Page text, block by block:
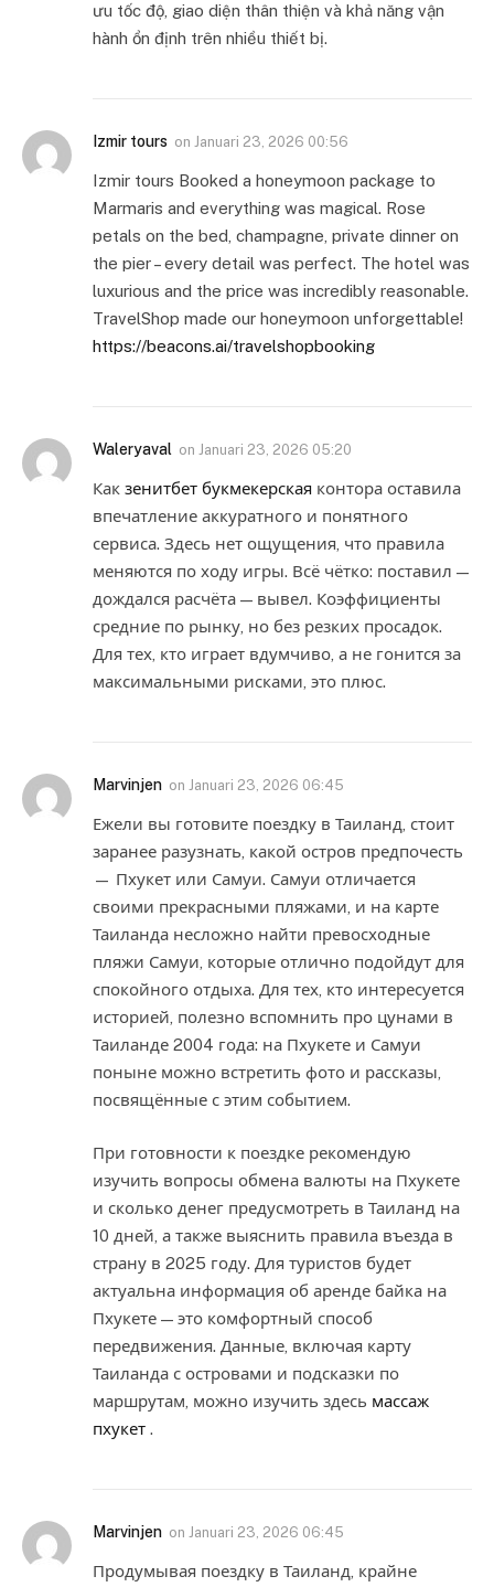
ưu tốc độ, giao diện thân thiện và khả năng vận
hành ổn định trên nhiều thiết bị.
Izmir tours on Januari 23, 2026 00:56
Izmir tours Booked a honeymoon package to
Marmaris and everything was magical. Rose
petals on the bed, champagne, private dinner on
the pier – every detail was perfect. The hotel was
luxurious and the price was incredibly reasonable.
TravelShop made our honeymoon unforgettable!
https://beacons.ai/travelshopbooking
Waleryaval on Januari 23, 2026 05:20
Как зенитбет букмекерская контора оставила
впечатление аккуратного и понятного
сервиса. Здесь нет ощущения, что правила
меняются по ходу игры. Всё чётко: поставил —
дождался расчёта — вывел. Коэффициенты
средние по рынку, но без резких просадок.
Для тех, кто играет вдумчиво, а не гонится за
максимальными рисками, это плюс.
Marvinjen on Januari 23, 2026 06:45
Ежели вы готовите поездку в Таиланд, стоит
заранее разузнать, какой остров предпочесть
— Пхукет или Самуи. Самуи отличается
своими прекрасными пляжами, и на карте
Таиланда несложно найти превосходные
пляжи Самуи, которые отлично подойдут для
спокойного отдыха. Для тех, кто интересуется
историей, полезно вспомнить про цунами в
Таиланде 2004 года: на Пхукете и Самуи
поныне можно встретить фото и рассказы,
посвящённые с этим событием.
При готовности к поездке рекомендую
изучить вопросы обмена валюты на Пхукете
и сколько денег предусмотреть в Таиланд на
10 дней, а также выяснить правила въезда в
страну в 2025 году. Для туристов будет
актуальна информация об аренде байка на
Пхукете — это комфортный способ
передвижения. Данные, включая карту
Таиланда с островами и подсказки по
маршрутам, можно изучить здесь массаж
пхукет .
Marvinjen on Januari 23, 2026 06:45
Продумывая поездку в Таиланд, крайне